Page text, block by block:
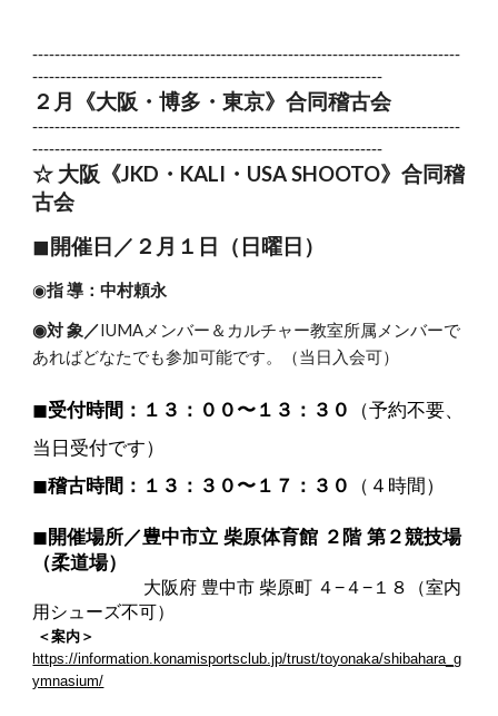
-----------------------------------------------------------------------------
---------------------------------------------------------------
２ 月《大阪・博多・東京》合同稽古会
-----------------------------------------------------------------------------
---------------------------------------------------------------
☆ 大阪 《JKD・KALI・USA SHOOTO》合同稽
古会
◼︎ 開催日／２月１日（日曜日）
◉指 導：中村頼永
◉対 象／IUMAメンバー＆カルチャー教室所属メンバーで
あればどなたでも参加可能です。（当日入会可）
◼︎受付時間：１３：００〜１３：３０
（予約不要、
当日受付です）
◼︎稽古時間：１３：３０〜１７：３０ （４時間）
◼︎ 開催場所／豊中市立 柴原体育館 ２階 第２競技場
（柔道場）
大阪府 豊中市 柴原町 ４−４−１８（室内
用シューズ不可）
＜案内＞
https://information.konamisportsclub.jp/trust/toyonaka/shibahara_g
ymnasium/